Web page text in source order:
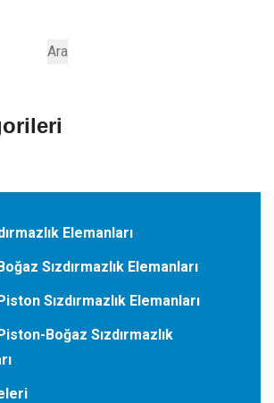
Ara
Elemanları
Sızdırmazlık Elemanları
Sızdırmazlık Elemanları
Boğaz Sızdırmazlık